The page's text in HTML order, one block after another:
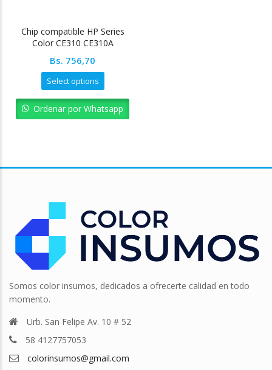
Chip compatible HP Series
Color CE310 CE310A
Bs. 756,70
Select options
Ordenar por Whatsapp
Somos color insumos, dedicados a ofrecerte calidad en todo
momento.
Urb. San Felipe Av. 10 # 52
58 4127757053
colorinsumos@gmail.com